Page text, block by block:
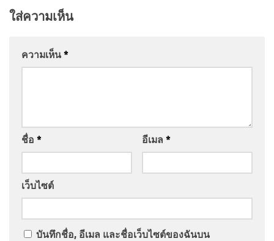
ใส่ความเห็น
ความเห็น *
ชื่อ * อีเมล *
เว็บไซต์
บันทึกชื่อ, อีเมล และชื่อเว็บไซต์ของฉันบน